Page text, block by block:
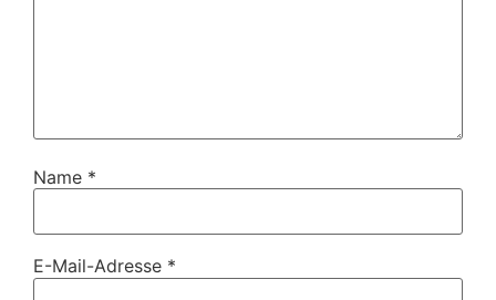
Name *
E-Mail-Adresse *